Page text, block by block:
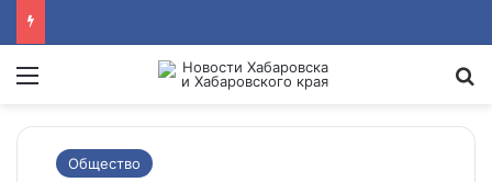
Menu
Общество